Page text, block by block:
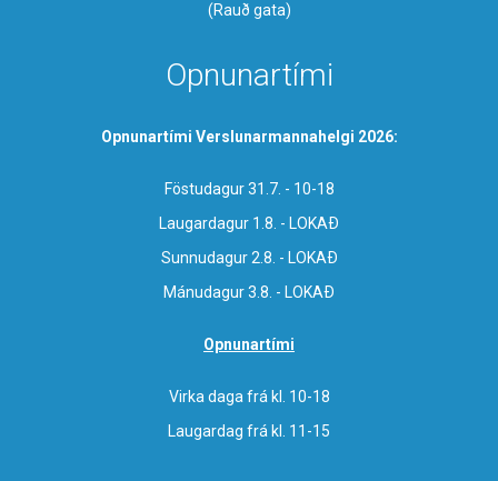
(Rauð gata)
Opnunartími
Opnunartími Verslunarmannahelgi 2026:
Föstudagur 31.7. - 10-18
Laugardagur 1.8. - LOKAÐ
Sunnudagur 2.8. - LOKAÐ
Mánudagur 3.8. - LOKAÐ
Opnunartími
Virka daga frá kl. 10-18
Laugardag frá kl. 11-15